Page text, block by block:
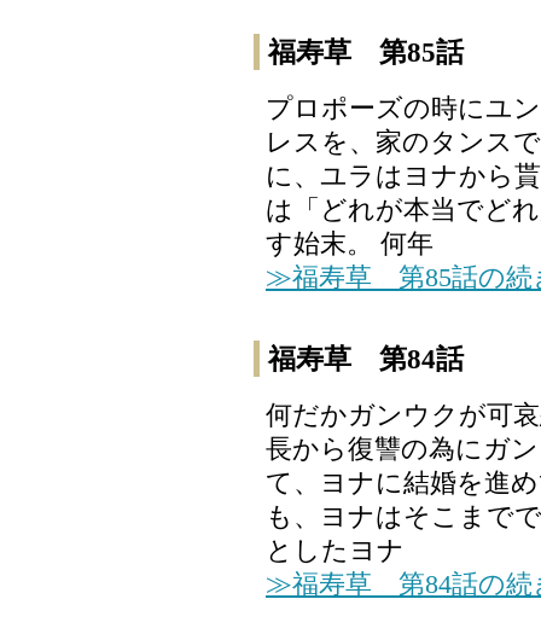
福寿草 第85話
プロポーズの時にユ
レスを、家のタンス
に、ユラはヨナから
は「どれが本当でど
す始末。 何年
≫福寿草 第85話の続
福寿草 第84話
何だかガンウクが可
長から復讐の為にガ
て、ヨナに結婚を進
も、ヨナはそこまで
としたヨナ
≫福寿草 第84話の続